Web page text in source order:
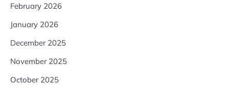
February 2026
January 2026
December 2025
November 2025
October 2025